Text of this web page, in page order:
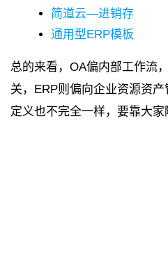
简道云—进销存
通用型ERP模板
总的来看，OA偏内部工作流
关，ERP则偏向企业资源资
定义也不完全一样，要靠大家